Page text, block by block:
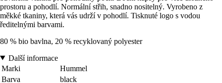
prostoru a pohodlí. Normální střih, snadno nositelný. Vyrobeno z
měkké tkaniny, která vás udrží v pohodlí. Tisknuté logo s vodou
ředitelnými barvami.
80 % bio bavlna, 20 % recyklovaný polyester
Další informace
Marki
Hummel
Barva
black